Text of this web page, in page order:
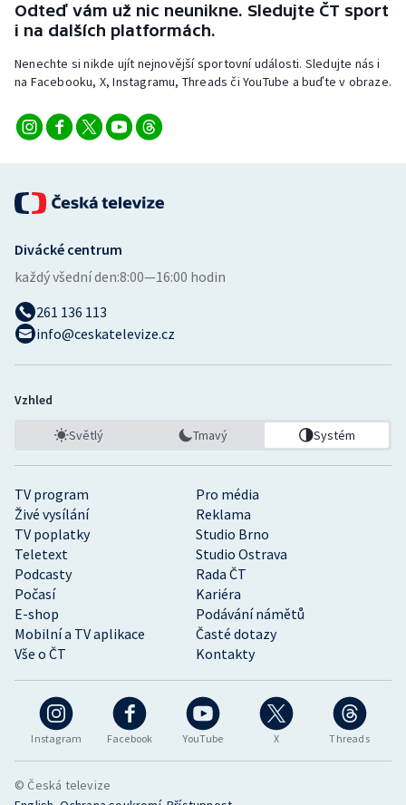
Odteď vám už nic neunikne. Sledujte ČT sport
i na dalších platformách.
Nenechte si nikde ujít nejnovější sportovní události. Sledujte nás i
na Facebooku, X, Instagramu, Threads či YouTube a buďte v obraze.
Instagram Facebook YouTube X Threads
TV program
Pro média
Živé vysílání
Reklama
TV poplatky
Studio Brno
Teletext
Studio Ostrava
Podcasty
Rada ČT
Počasí
Kariéra
E-shop
Podávání námětů
Mobilní a TV aplikace
Časté dotazy
Vše o ČT
Kontakty
Divácké centrum
každý všední den:8:00—16:00 hodin
261 136 113
info@ceskatelevize.cz
Vzhled
Světlý Tmavý Systém
© Česká televize